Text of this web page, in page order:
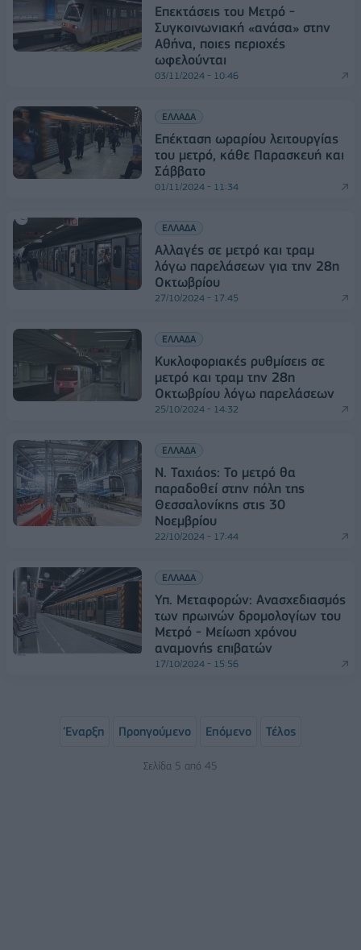
Eπεκτάσεις του Μετρό -
Συγκοινωνιακή «ανάσα» στην
Αθήνα, ποιες περιοχές
ωφελούνται
03/11/2024 - 10:46
ΕΛΛΑΔΑ
Επέκταση ωραρίου λειτουργίας
του μετρό, κάθε Παρασκευή και
Σάββατο
01/11/2024 - 11:34
ΕΛΛΑΔΑ
Αλλαγές σε μετρό και τραμ
λόγω παρελάσεων για την 28η
Οκτωβρίου
27/10/2024 - 17:45
ΕΛΛΑΔΑ
Κυκλοφοριακές ρυθμίσεις σε
μετρό και τραμ την 28η
Οκτωβρίου λόγω παρελάσεων
25/10/2024 - 14:32
ΕΛΛΑΔΑ
Ν. Ταχιάος: Το μετρό θα
παραδοθεί στην πόλη της
Θεσσαλονίκης στις 30
Νοεμβρίου
22/10/2024 - 17:44
ΕΛΛΑΔΑ
Υπ. Μεταφορών: Ανασχεδιασμός
των πρωινών δρομολογίων του
Μετρό - Μείωση χρόνου
αναμονής επιβατών
17/10/2024 - 15:56
Έναρξη Προηγούμενο Επόμενο Τέλος
Σελίδα 5 από 45